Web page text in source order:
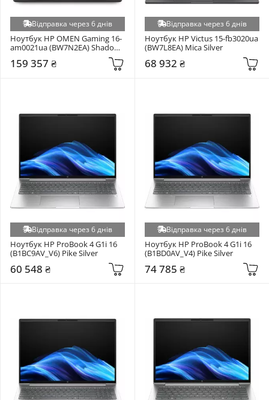
Відправка через 6 днів
Ноутбук HP OMEN Gaming 16-
am0021ua (BW7N2EA) Shadow
159 357 ₴
Відправка через 6 днів
Ноутбук HP Victus 15-fb3020ua
(BW7L8EA) Mica Silver
68 932 ₴
Відправка через 6 днів
Ноутбук HP ProBook 4 G1i 16
(B1BC9AV_V6) Pike Silver
60 548 ₴
Відправка через 6 днів
Ноутбук HP ProBook 4 G1i 16
(B1BD0AV_V4) Pike Silver
74 785 ₴